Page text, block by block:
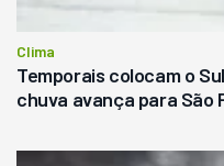
Clima
Temporais colocam o
chuva avança para São